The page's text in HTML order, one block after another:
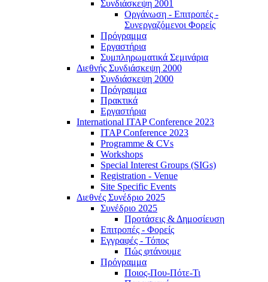
Συνδιάσκεψη 2001
Οργάνωση - Επιτροπές -
Συνεργαζόμενοι Φορείς
Πρόγραμμα
Εργαστήρια
Συμπληρωματικά Σεμινάρια
Διεθνής Συνδιάσκεψη 2000
Συνδιάσκεψη 2000
Πρόγραμμα
Πρακτικά
Εργαστήρια
International ITAP Conference 2023
ITAP Conference 2023
Programme & CVs
Workshops
Special Interest Groups (SIGs)
Registration - Venue
Site Specific Events
Διεθνές Συνέδριο 2025
Συνέδριο 2025
Προτάσεις & Δημοσίευση
Επιτροπές - Φορείς
Εγγραφές - Τόπος
Πώς φτάνουμε
Πρόγραμμα
Ποιος-Που-Πότε-Τι